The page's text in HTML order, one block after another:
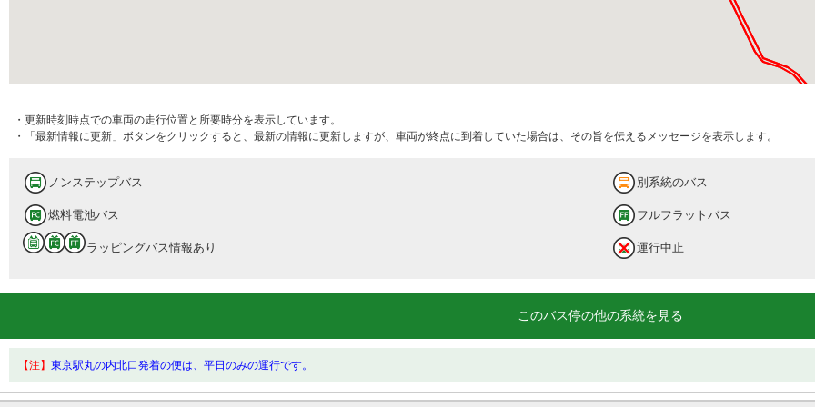
・更新時刻時点での車両の走行位置と所要時分を表示しています。
・「最新情報に更新」ボタンをクリックすると、最新の情報に更新しますが、車両が終点に到着していた場合は、その旨を伝えるメッセージを表示します。
ノンステップバス 別系統のバス
燃料電池バス フルフラットバス
ラッピングバス情報あり 運行中止
このバス停の他の系統を見る
【注】 東京駅丸の内北口発着の便は、平日のみの運行です。